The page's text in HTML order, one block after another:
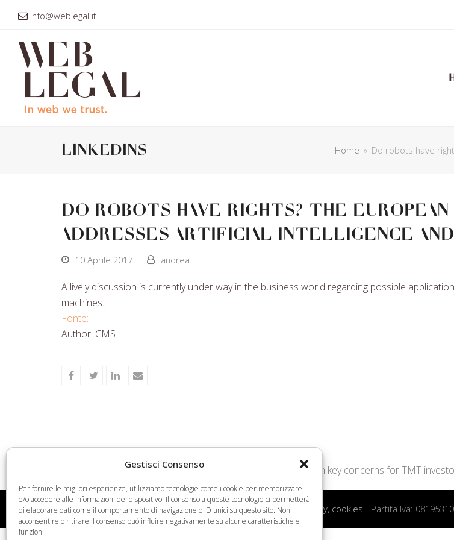
Gestisci Consenso
Per fornire le migliori esperienze, utilizziamo tecnologie come i cookie per memorizzare
e/o accedere alle informazioni del dispositivo. Il consenso a queste tecnologie ci permetterà
di elaborare dati come il comportamento di navigazione o ID unici su questo sito. Non
acconsentire o ritirare il consenso può influire negativamente su alcune caratteristiche e
funzioni.
info@weblegal.it
linkedins Home » Do robots have
Do robots have rights? The
addresses artificial intelligence
10 Aprile 2017 andrea
A lively discussion is currently under way in the business world regarding possible
machines…
Fonte:
Author: CMS
ShareShareShareShare
post:
M&A in the TMT sector regulation & deal execution remain key concerns for TMT
Web Legal © 2026 - Tutti i diritti riservati - Condizioni d’uso, privacy, cookies - Partita Iva: